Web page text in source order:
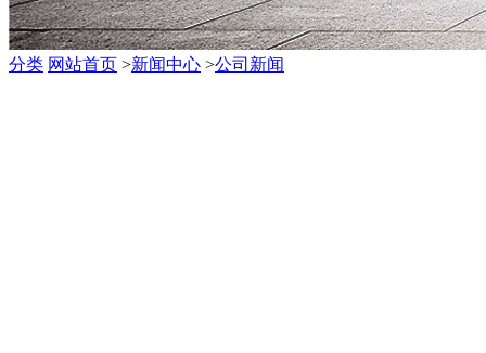
分类 网站首页 >新闻中心 >公司新闻